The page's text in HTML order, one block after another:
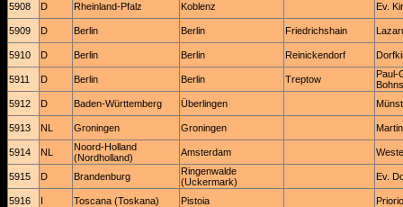
5908
D Rheinland-Pfalz Koblenz Ev.
5909 D Berlin Berlin Friedrichshain
5910 D Berlin Berlin Reinickendorf
5911 D Berlin Berlin Treptow
Paul-
5912
D Baden-Württemberg Überlingen
5913 NL Groningen Groningen
5914 NL
Noord-Holland
(Nordholland)
Amsterdam
5915 D Brandenburg
Ringenwalde
(Uckermark)
Ev.
5916 I Toscana (Toskana) Pistoia